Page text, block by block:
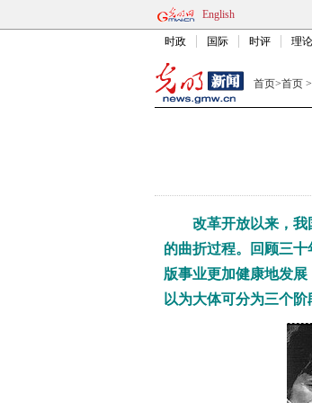
English
时政 国际 时评 理论
首页>首页 >
改革开放以来，
的曲折过程。回顾三
版事业更加健康地发
以为大体可分为三个阶